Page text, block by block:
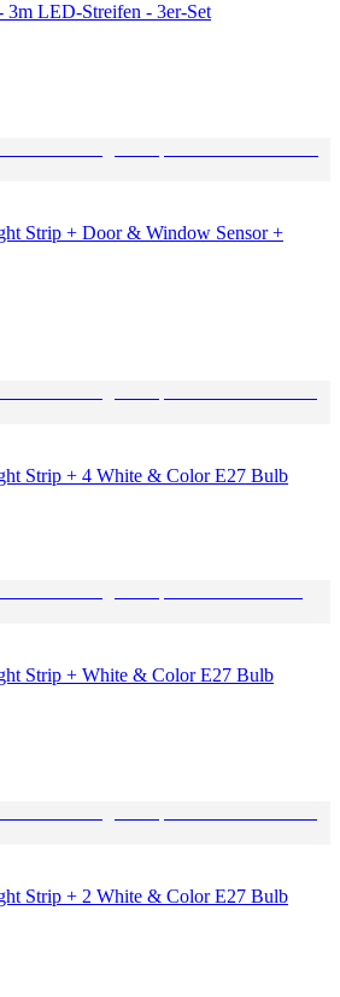
LED-Streifen - 3er-Set
Strip + Door & Window Sensor +
Strip + 4 White & Color E27 Bulb
Strip + White & Color E27 Bulb
Strip + 2 White & Color E27 Bulb